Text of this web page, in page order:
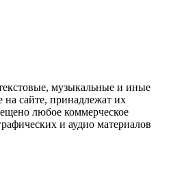
музыкальные и иные
на сайте, принадлежат их
любое коммерческое
и аудио материалов